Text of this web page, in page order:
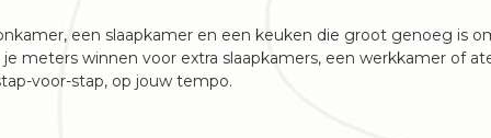
een slaapkamer en een keuken die groot genoeg is
meters winnen voor extra slaapkamers, een werkkamer of
voor-stap, op jouw tempo.